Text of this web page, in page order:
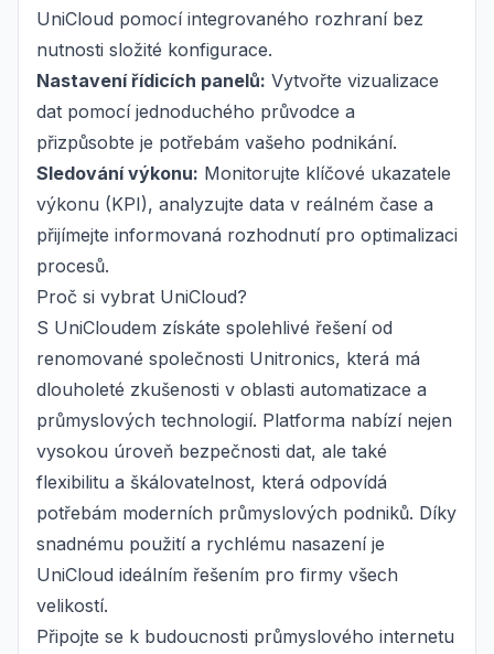
UniCloud pomocí integrovaného rozhraní bez
nutnosti složité konfigurace.
Nastavení řídicích panelů: Vytvořte vizualizace
dat pomocí jednoduchého průvodce a
přizpůsobte je potřebám vašeho podnikání.
Sledování výkonu: Monitorujte klíčové ukazatele
výkonu (KPI), analyzujte data v reálném čase a
přijímejte informovaná rozhodnutí pro optimalizaci
procesů.
Proč si vybrat UniCloud?
S UniCloudem získáte spolehlivé řešení od
renomované společnosti Unitronics, která má
dlouholeté zkušenosti v oblasti automatizace a
průmyslových technologií. Platforma nabízí nejen
vysokou úroveň bezpečnosti dat, ale také
flexibilitu a škálovatelnost, která odpovídá
potřebám moderních průmyslových podniků. Díky
snadnému použití a rychlému nasazení je
UniCloud ideálním řešením pro firmy všech
velikostí.
Připojte se k budoucnosti průmyslového internetu